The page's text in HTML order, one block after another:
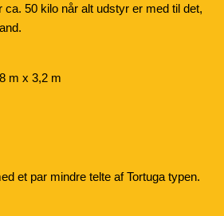
ca. 50 kilo når alt udstyr er med til det,
m x 3,2 m
et par mindre telte af Tortuga typen.